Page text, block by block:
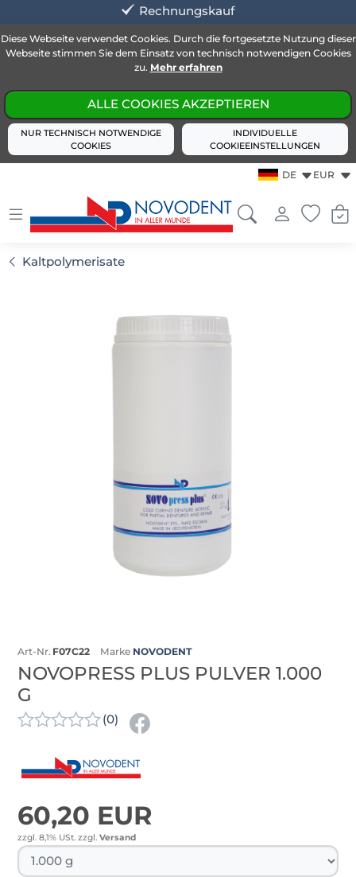
Rechnungskauf
Diese Webseite verwendet Cookies. Durch die fortgesetzte Nutzung dieser
Webseite stimmen Sie dem Einsatz von technisch notwendigen Cookies
zu. Mehr erfahren
ALLE COOKIES AKZEPTIEREN
NUR TECHNISCH NOTWENDIGE
COOKIES
INDIVIDUELLE
COOKIEEINSTELLUNGEN
DE EUR
Kaltpolymerisate
Art-Nr. F07C22 Marke NOVODENT
NOVOPRESS PLUS PULVER 1.000
G
(0)
60,20 EUR
zzgl. 8,1% USt. zzgl. Versand